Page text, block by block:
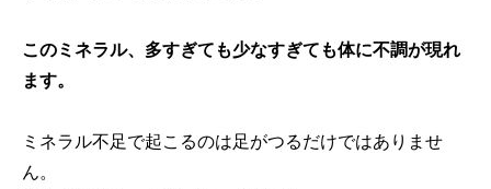
このミネラル、多すぎても少なすぎても体に不調が現れ
ます。
ミネラル不足で起こるのは足がつるだけではありませ
ん。